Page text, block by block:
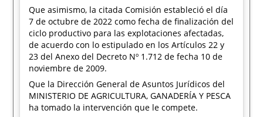
Que asimismo, la citada Comisión estableció el día
7 de octubre de 2022 como fecha de finalización del
ciclo productivo para las explotaciones afectadas,
de acuerdo con lo estipulado en los Artículos 22 y
23 del Anexo del Decreto Nº 1.712 de fecha 10 de
noviembre de 2009.
Que la Dirección General de Asuntos Jurídicos del
MINISTERIO DE AGRICULTURA, GANADERÍA Y PESCA
ha tomado la intervención que le compete.